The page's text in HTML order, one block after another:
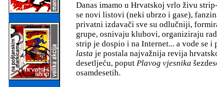
Danas imamo u Hrvatskoj vrlo živu
se novi listovi (neki ubrzo i gase),
privatni izdavači sve su odlučniji,
grupe, osnivaju klubovi, organiziraju
strip je dospio i na Internet... a vode se i
lasta je postala najvažnija revija
desetljeću, poput Plavog vjesnika
osamdesetih.